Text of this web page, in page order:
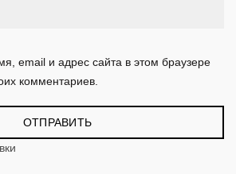
email и адрес сайта в этом браузере
комментариев.